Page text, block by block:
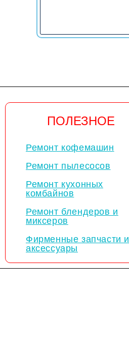
ПОЛЕЗНОЕ
Ремонт кофемашин
Ремонт пылесосов
Ремонт кухонных
комбайнов
Ремонт блендеров и
миксеров
Фирменные запчасти и
аксессуары